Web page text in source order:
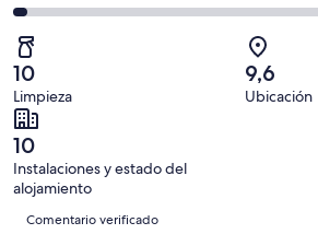
con
una
puntuación
de
10
-
Excelente
76
con
una
puntuación
de
8
-
Bueno
total
de
76
con
una
puntuación
de
6
-
Normal
total
de
76
con
una
puntuación
de
comentarios
de
un
total
de
76
con
una
puntuación
de
10
Limpieza
9,6
Ubicación
10
Instalaciones y estado del
alojamiento
Comentarios
Comentario verificado